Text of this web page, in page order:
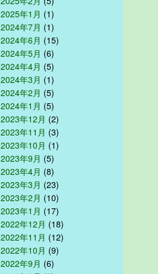
2025年1月 (1)
2024年7月 (1)
2024年6月 (15)
2024年5月 (6)
2024年4月 (5)
2024年3月 (1)
2024年2月 (5)
2024年1月 (5)
2023年12月 (2)
2023年11月 (3)
2023年10月 (1)
2023年9月 (5)
2023年4月 (8)
2023年3月 (23)
2023年2月 (10)
2023年1月 (17)
2022年12月 (18)
2022年11月 (12)
2022年10月 (9)
2022年9月 (6)